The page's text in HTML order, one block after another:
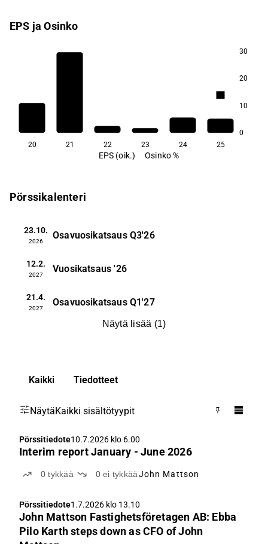
EPS ja Osinko
30
20
10
0
0,4
20 21 22 23 24 25
EPS (oik.) Osinko %
Pörssikalenteri
23.10.
2026
Osavuosikatsaus Q3'26
12.2.
2027
Vuosikatsaus '26
21.4.
2027
Osavuosikatsaus Q1'27
Näytä lisää (1)
Kaikki Tiedotteet
NäytäKaikki sisältötyypit
Pörssitiedote10.7.2026 klo 6.00
Interim report January - June 2026
0tykkää 0ei tykkääJohn Mattson
Pörssitiedote1.7.2026 klo 13.10
John Mattson Fastighetsföretagen AB: Ebba
Pilo Karth steps down as CFO of John